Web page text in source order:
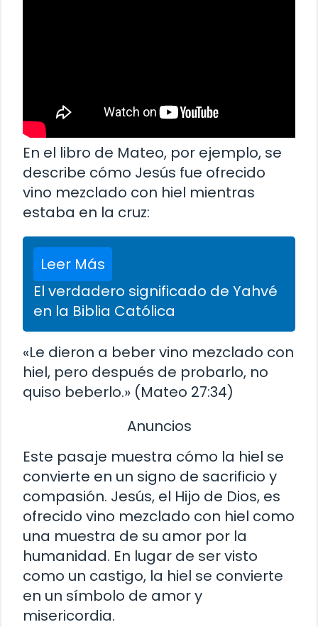
En el libro de Mateo, por ejemplo, se
describe cómo Jesús fue ofrecido
vino mezclado con hiel mientras
estaba en la cruz:
Leer Más
El verdadero significado de Yahvé
en la Biblia Católica
«Le dieron a beber vino mezclado con
hiel, pero después de probarlo, no
quiso beberlo.» (Mateo 27:34)
Anuncios
Este pasaje muestra cómo la hiel se
convierte en un signo de sacrificio y
compasión. Jesús, el Hijo de Dios, es
ofrecido vino mezclado con hiel como
una muestra de su amor por la
humanidad. En lugar de ser visto
como un castigo, la hiel se convierte
en un símbolo de amor y
misericordia.